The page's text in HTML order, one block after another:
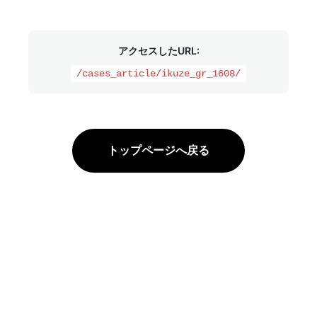
アクセスしたURL:
/cases_article/ikuze_gr_1608/
トップページへ戻る